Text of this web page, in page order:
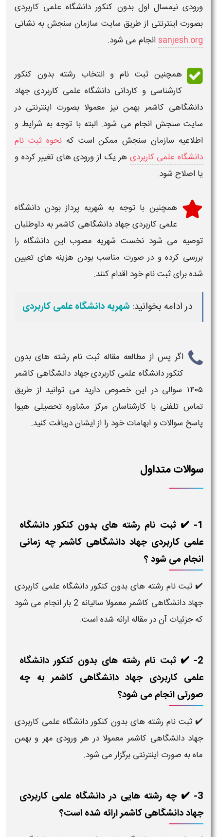
ورودی نیمسال اولبدون کنکور دانشگاه علمی کاربردی
بصورت اینترنتی از طریق سایت سازمان سنجش به نشانی
sanjesh.orgانجام می شود.
همچنین ثبت نام و انتخاب رشته بدون کنکور
کارشناسی و کاردانی دانشگاه علمی کاربردی جهاد
دانشگاهی کاشمر بهمن نیز معمولا بصورت اینترنتی در
سایت سنجش انجام می شود. البته با توجه به شرایط و
اطلاعیه سازمان سنجش ممکن است کهنحوه ثبت نام
دانشگاه علمی کاربردی هر یک از ورودی های تغییر کرده و
یا اصلاح شود.
همچنین با توجه به شهریه پرداز بودن دانشگاه
علمی کاربردی جهاد دانشگاهی کاشمربه داوطلبان
توصیه می شود نخست شهریه مصوب این دانشگاه را
بررسی کرده و در صورت مناسب بودن هزینه های تعیین
شده برایثبت نامخود اقدام کنند.
در ادامه بخوانید:شهریه دانشگاه علمی کاربردی
اگر پس از مطالعه مقاله ثبت نام رشته های بدون
کنکور دانشگاه علمی کاربردی جهاد دانشگاهی کاشمر
۱۴۰۵ سوالی در این خصوص دارید می توانید از طریق
تماس تلفنی با کارشناسان مرکز مشاوره تحصیلی هیوا
پاسخ سوالات و ابهامات خود را از ایشان دریافت کنید.
سوالات متداول
1- ✔️ ثبت نام رشته های بدون کنکور دانشگاه
علمی کاربردی جهاد دانشگاهی کاشمر چه زمانی
انجام می شود ؟
✔️ ثبت نام رشته های بدون کنکور دانشگاه علمی کاربردی
جهاد دانشگاهی کاشمر معمولا سالیانه 2 بار انجام می شود
که جزئیات آن در مقاله ارائه شده است.
2- ✔️ ثبت نام رشته های بدون کنکور دانشگاه
علمی کاربردی جهاد دانشگاهی کاشمر به چه
صورتی انجام می شود؟
✔️ ثبت نام رشته های بدون کنکور دانشگاه علمی کاربردی
جهاد دانشگاهی کاشمر معمولا در هر ورودی مهر و بهمن
ماه به صورت اینترنتی برگزار می شود.
3- ✔️ چه رشته هایی در دانشگاه علمی کاربردی
جهاد دانشگاهی کاشمر ارائه شده است؟